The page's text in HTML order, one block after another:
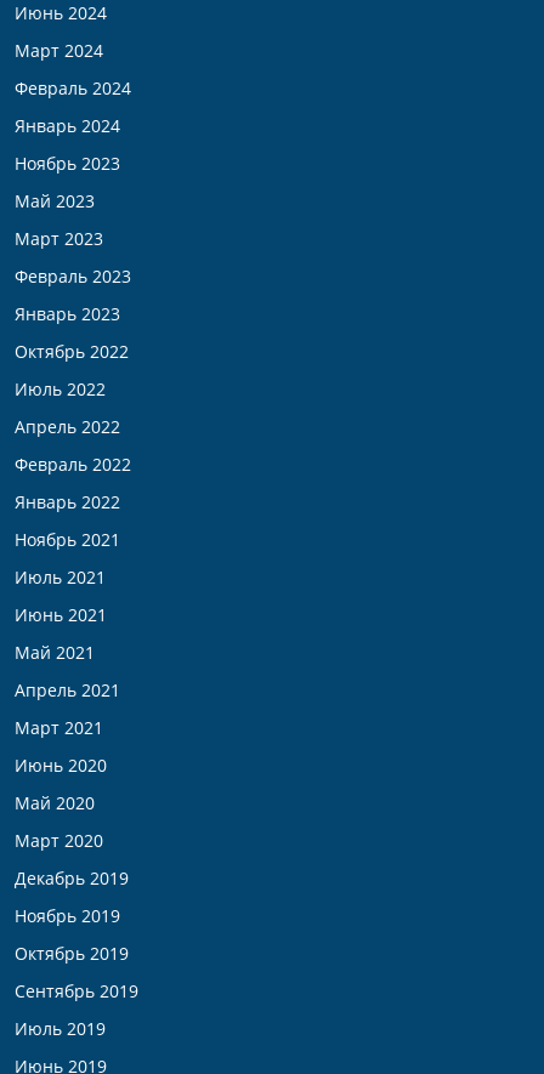
Июнь 2024
Март 2024
Февраль 2024
Январь 2024
Ноябрь 2023
Май 2023
Март 2023
Февраль 2023
Январь 2023
Октябрь 2022
Июль 2022
Апрель 2022
Февраль 2022
Январь 2022
Ноябрь 2021
Июль 2021
Июнь 2021
Май 2021
Апрель 2021
Март 2021
Июнь 2020
Май 2020
Март 2020
Декабрь 2019
Ноябрь 2019
Октябрь 2019
Сентябрь 2019
Июль 2019
Июнь 2019